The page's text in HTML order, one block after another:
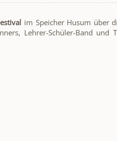
im Speicher Husum über
Lehrer-Schüler-Band